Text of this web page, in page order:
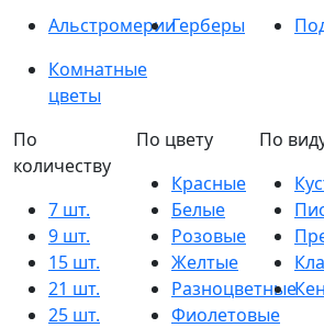
АльстромерииГерберы
Комнатные
цветы
По
количеству
7 шт.
9 шт.
15 шт.
21 шт.
25 шт.
По цвету
Красные
Белые
Розовые
Желтые
Разноцветные
Фиолетовые
По